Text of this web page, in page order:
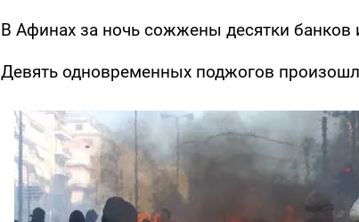
В Афинах за ночь сожжены десятки банков
Девять одновременных поджогов